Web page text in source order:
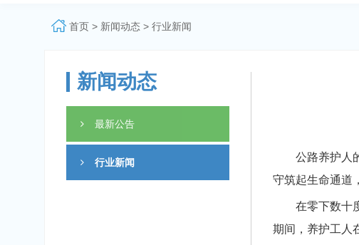
首页> 新闻动态 > 行业新闻
新闻动态
最新公告
行业新闻
公路养护人的
守筑起生命通道
在零下数十度
期间，养护工人